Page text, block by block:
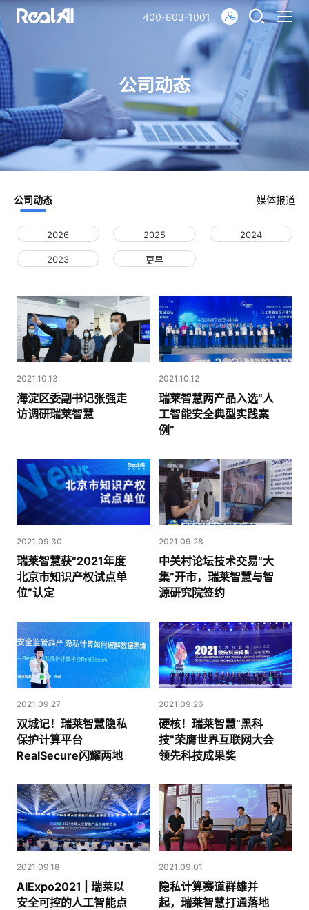
400-803-1001
公司动态
公司动态 媒体报道
2026 2025 2024
2023 更早
2021.10.13
海淀区委副书记张强走
访调研瑞莱智慧
2021.10.12
瑞莱智慧两产品入选“人
工智能安全典型实践案
例”
2021.09.30
瑞莱智慧获“2021年度
北京市知识产权试点单
位”认定
2021.09.28
中关村论坛技术交易“大
集”开市，瑞莱智慧与智
源研究院签约
2021.09.27
双城记！瑞莱智慧隐私
保护计算平台
RealSecure闪耀两地
2021.09.26
硬核！瑞莱智慧“黑科
技”荣膺世界互联网大会
领先科技成果奖
2021.09.18
AIExpo2021 | 瑞莱以
安全可控的人工智能点
2021.09.01
隐私计算赛道群雄并
起，瑞莱智慧打通落地